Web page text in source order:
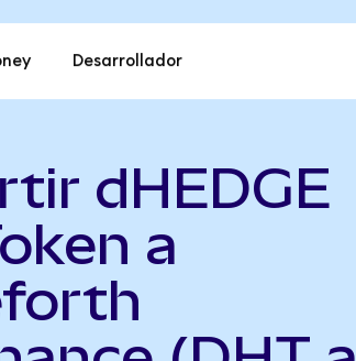
Desarrollador
dHEDGE
a